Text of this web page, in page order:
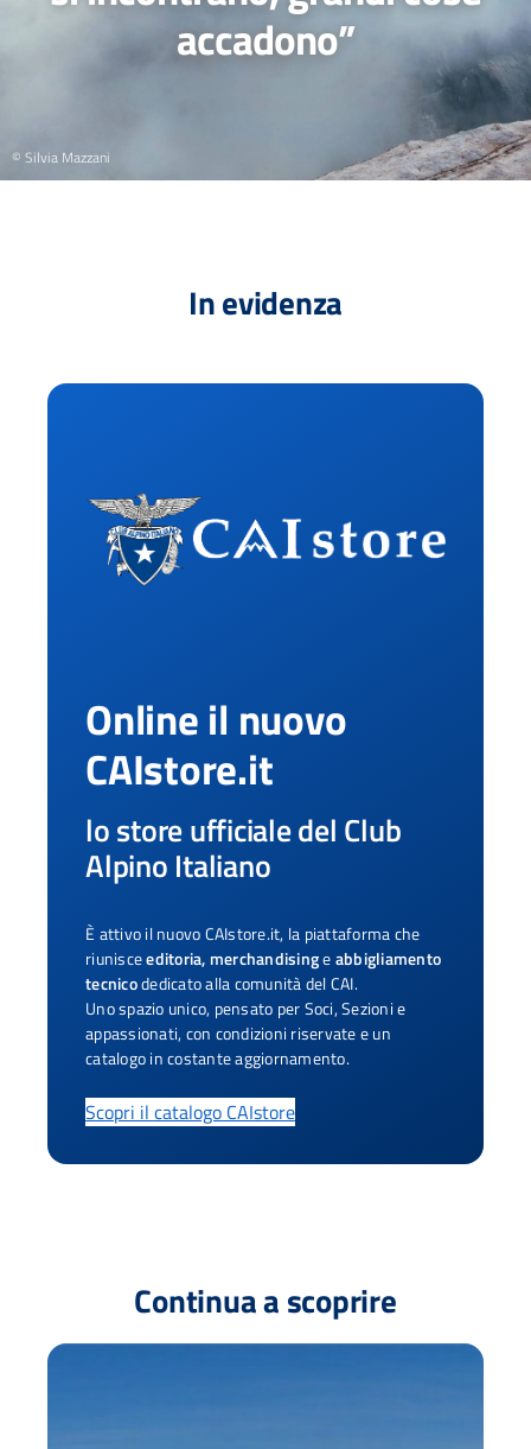
accadono”
© Silvia Mazzani
In evidenza
Online il nuovo
CAIstore.it
lo store ufficiale del Club
Alpino Italiano
È attivo il nuovo CAIstore.it, la piattaforma che
riunisceeditoria, merchandisingeabbigliamento
tecnicodedicato alla comunità del CAI.
Uno spazio unico, pensato per Soci, Sezioni e
appassionati, con condizioni riservate e un
catalogo in costante aggiornamento.
Scopri il catalogo CAIstore
Continua a scoprire